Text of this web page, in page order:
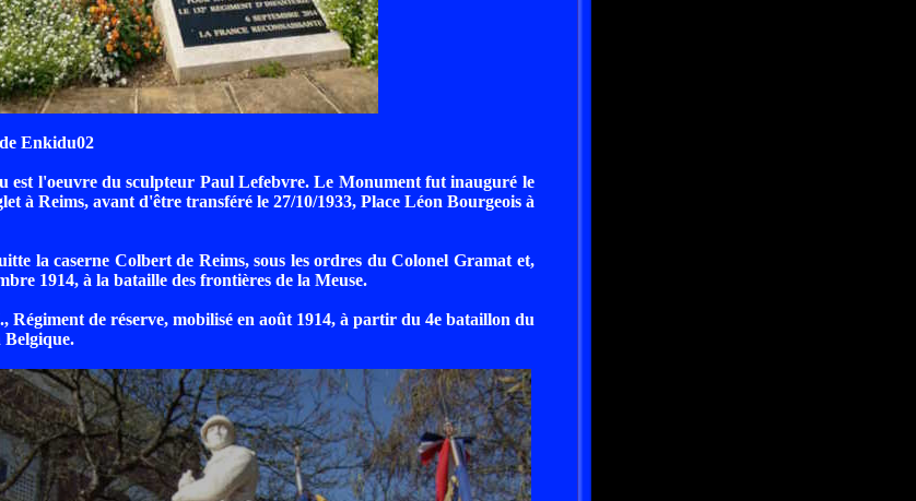
Enkidu02
est l'oeuvre du sculpteur Paul Lefebvre. Le Monument fut inauguré le
à Reims, avant d'être transféré le 27/10/1933, Place Léon Bourgeois à
la caserne Colbert de Reims, sous les ordres du Colonel Gramat et,
1914, à la bataille des frontières de la Meuse.
Régiment de réserve, mobilisé en août 1914, à partir du 4e bataillon du
Belgique.